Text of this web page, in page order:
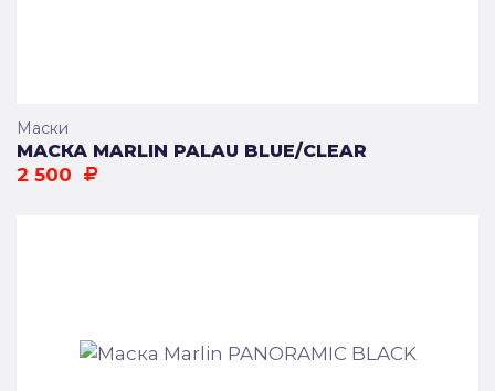
Маски
МАСКА MARLIN PALAU BLUE/CLEAR
2 500